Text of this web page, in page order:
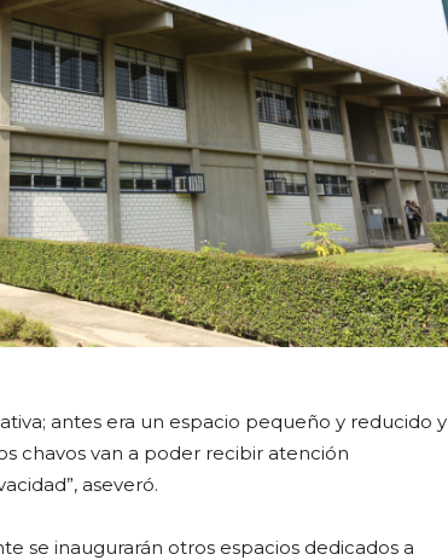
antes era un espacio pequeño y reducido y
chavos van a poder recibir atención
aseveró.
se inaugurarán otros espacios dedicados a